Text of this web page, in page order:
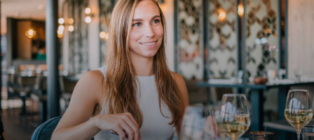
Recreatief
Winkels
Winkelgebieden
Parkeren
Bezienswaardigheden